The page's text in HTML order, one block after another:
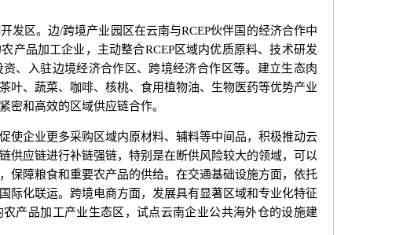
区。边/跨境产业园区在云南与RCEP伙伴国的经济合作中
产品加工企业，主动整合RCEP区域内优质原料、技术研发
、入驻边境经济合作区、跨境经济合作区等。建立生态肉
叶、蔬菜、咖啡、核桃、食用植物油、生物医药等优势产业
密和高效的区域供应链合作。
企业更多采购区域内原材料、辅料等中间品，积极推动云
供应链进行补链强链，特别是在断供风险较大的领域，可以
保障粮食和重要农产品的供给。在交通基础设施方面，依托
际化联运。跨境电商方面，发展具有显著区域和专业化特征
产品加工产业生态区，试点云南企业公共海外仓的设施建